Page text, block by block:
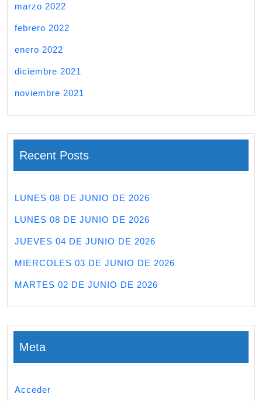
marzo 2022
febrero 2022
enero 2022
diciembre 2021
noviembre 2021
Recent Posts
LUNES 08 DE JUNIO DE 2026
LUNES 08 DE JUNIO DE 2026
JUEVES 04 DE JUNIO DE 2026
MIERCOLES 03 DE JUNIO DE 2026
MARTES 02 DE JUNIO DE 2026
Meta
Acceder